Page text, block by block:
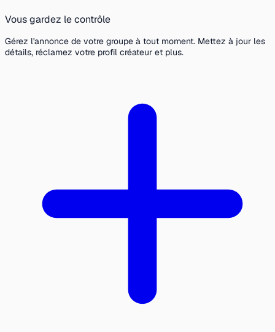
Vous gardez le contrôle
Gérez l'annonce de votre groupe à tout moment. Mettez à jour les
détails, réclamez votre profil créateur et plus.